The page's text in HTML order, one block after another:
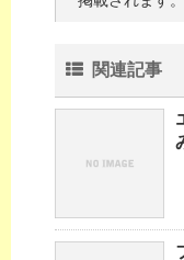
関連記事